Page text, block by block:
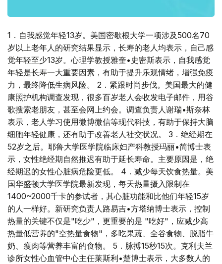
1．自我感觉年轻13岁。美国密歇根大学一项涉及500名70
岁以上老年人的研究结果显示，长寿的老人均表示，自己感
觉年轻至少13岁。心理学教授雅奎•史密斯表示，自我感觉
年轻是长寿一大重要因素，有助于提升乐观情绪，增强免疫
力，最终降低生病风险。 2．紧跟时尚步伐。美国最大的健
康照护机构调查发现，很多百岁老人会收发电子邮件，用谷
歌搜索老朋友，甚至会网上约会。调查负责人谢瑞•斯奈林
表示，老人学习使用微博微信等现代科技，有助于保持大脑
细胞年轻健康，还有助于改善老人社交状况。 3．绝经期在
52岁之后。耶鲁大学医学院临床妇产科教授玛丽•简博士表
示，女性绝经期自然推迟有助于延长寿命。主要原因是，绝
经期迟的女性心脏病危险更低。 4．减少每天饮食热量。美
国华盛顿大学医学院最新发现，每天热量摄入限制在
1400~2000千卡的参试者，其心脏功能和比他们年轻15岁
的人一样好。新研究负责人路易吉•方塔纳博士表示，控制
热量的关键不仅是"吃少"，更重要的是 "吃好"，应减少高
热量低营养的"空热量食物"，多吃果蔬、全谷食物、脱脂牛
奶、瘦肉等营养丰富的食物。 5．脉搏15秒15次。克利夫兰
诊所女性心血管中心主任莱斯利•楚博士表示，大多数人的